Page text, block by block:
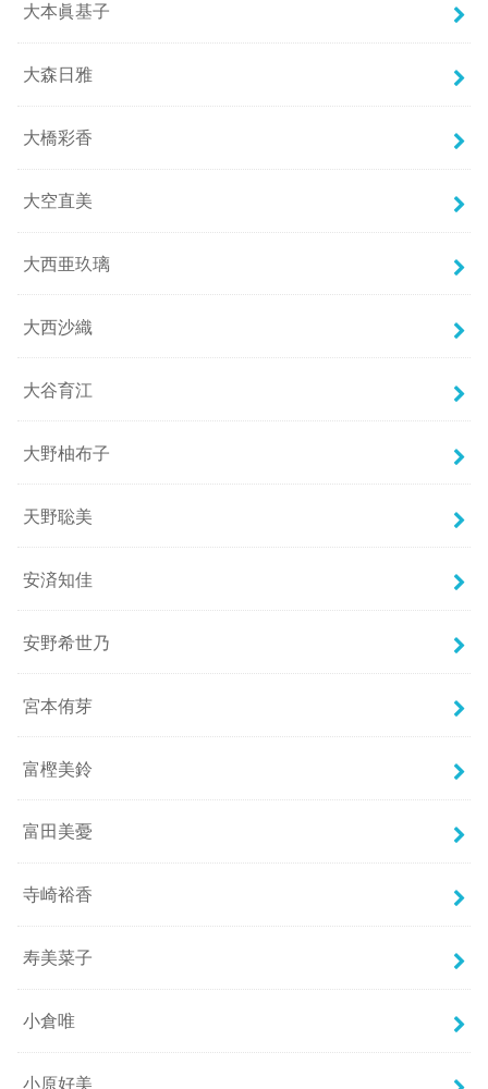
大本眞基子
大森日雅
大橋彩香
大空直美
大西亜玖璃
大西沙織
大谷育江
大野柚布子
天野聡美
安済知佳
安野希世乃
宮本侑芽
富樫美鈴
富田美憂
寺崎裕香
寿美菜子
小倉唯
小原好美